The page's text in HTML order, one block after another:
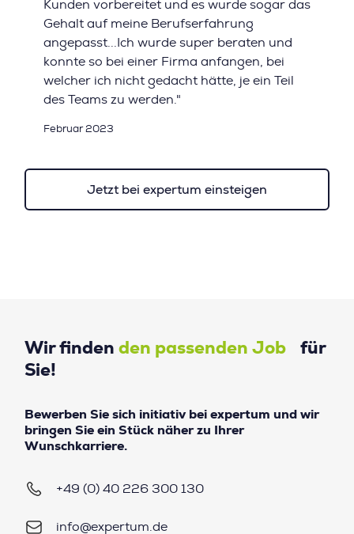
Kunden vorbereitet und es wurde sogar das
Gehalt auf meine Berufserfahrung
angepasst...Ich wurde super beraten und
konnte so bei einer Firma anfangen, bei
welcher ich nicht gedacht hätte, je ein Teil
des Teams zu werden."
Februar 2023
Jetzt bei expertum einsteigen
Wir finden den passenden Job für
Sie!
Bewerben Sie sich initiativ bei expertum und wir
bringen Sie ein Stück näher zu Ihrer
Wunschkarriere.
+49 (0) 40 226 300 130
info@expertum.de